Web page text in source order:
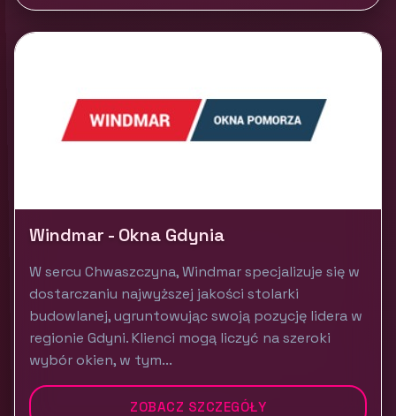
Windmar - Okna Gdynia
W sercu Chwaszczyna, Windmar specjalizuje się w
dostarczaniu najwyższej jakości stolarki
budowlanej, ugruntowując swoją pozycję lidera w
regionie Gdyni. Klienci mogą liczyć na szeroki
wybór okien, w tym...
ZOBACZ SZCZEGÓŁY